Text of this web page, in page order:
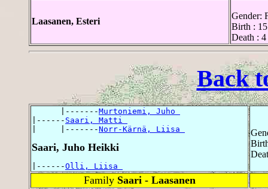
Laasanen, Esteri
Gender:
Birth :
Death :
Back
      |-------
Murtoniemi, Juho
|------ Saari, Matti
|     |-------Norr-Kärnä, Liisa
Saari, Juho Heikki
|------Olli, Liisa
Family Saari - Laasanen